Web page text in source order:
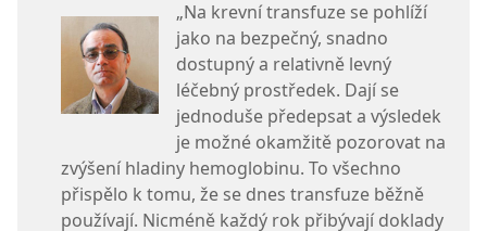
„Na krevní transfuze se pohlíží
jako na bezpečný, snadno
dostupný a relativně levný
léčebný prostředek. Dají se
jednoduše předepsat a výsledek
je možné okamžitě pozorovat na
zvýšení hladiny hemoglobinu. To všechno
přispělo k tomu, že se dnes transfuze běžně
používají. Nicméně každý rok přibývají doklady